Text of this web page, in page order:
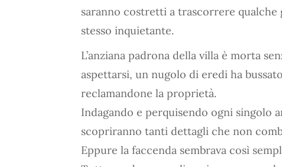
saranno costretti a trascorrere
stesso inquietante.
L’anziana padrona della villa è morta
aspettarsi, un nugolo di eredi ha
reclamandone la proprietà.
Indagando e perquisendo ogni singolo
scopriranno tanti dettagli che non
Eppure la faccenda sembrava così